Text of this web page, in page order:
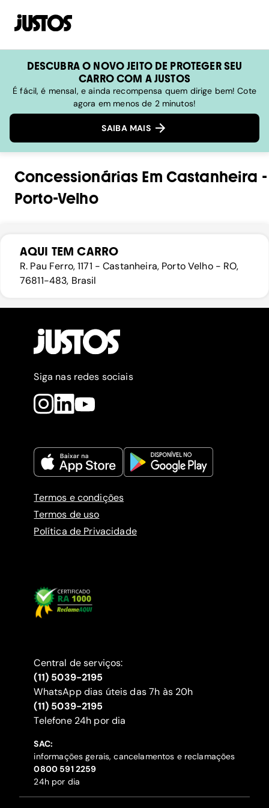
DESCUBRA O NOVO JEITO DE PROTEGER SEU
CARRO COM A JUSTOS
É fácil, é mensal, e ainda recompensa quem dirige bem! Cote
agora em menos de 2 minutos!
SAIBA MAIS
Concessionárias Em Castanheira -
Porto-Velho
AQUI TEM CARRO
R. Pau Ferro, 1171 - Castanheira, Porto Velho - RO,
76811-483, Brasil
Siga nas redes sociais
Termos e condições
Termos de uso
Política de Privacidade
Central de serviços:
(11) 5039-2195
WhatsApp dias úteis das 7h às 20h
(11) 5039-2195
‍Telefone 24h por dia
SAC:
informações gerais, cancelamentos e reclamações
‍0800 591 2259
24h por dia